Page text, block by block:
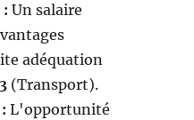
: Un salaire
adéquation
(Transport).
L'opportunité